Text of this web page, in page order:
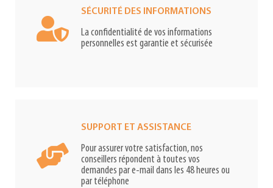
SÉCURITÉ DES INFORMATIONS
La confidentialité de vos informations
personnelles est garantie et sécurisée
SUPPORT ET ASSISTANCE
Pour assurer votre satisfaction, nos
conseillers répondent à toutes vos
demandes par e-mail dans les 48 heures ou
par téléphone